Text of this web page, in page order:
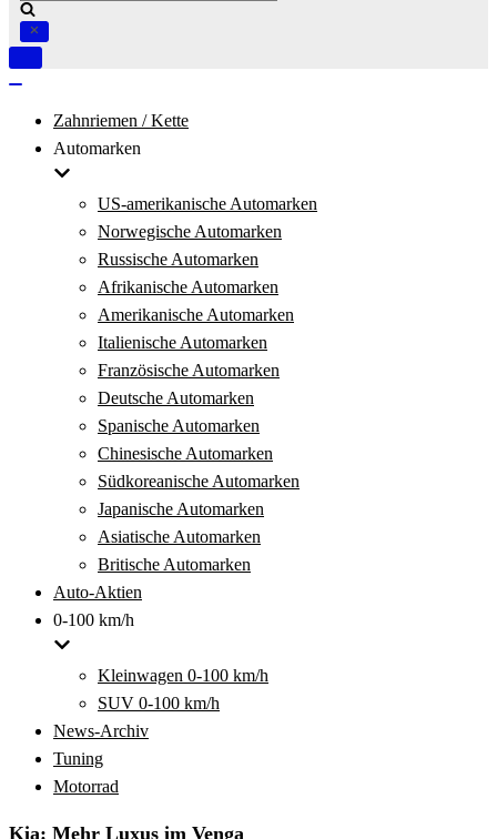
Navigation
Zahnriemen / Kette
Automarken
US-amerikanische Automarken
Norwegische Automarken
Russische Automarken
Afrikanische Automarken
Amerikanische Automarken
Italienische Automarken
Französische Automarken
Deutsche Automarken
Spanische Automarken
Chinesische Automarken
Südkoreanische Automarken
Japanische Automarken
Asiatische Automarken
Britische Automarken
Auto-Aktien
0-100 km/h
Kleinwagen 0-100 km/h
SUV 0-100 km/h
News-Archiv
Tuning
Motorrad
Kia: Mehr Luxus im Venga